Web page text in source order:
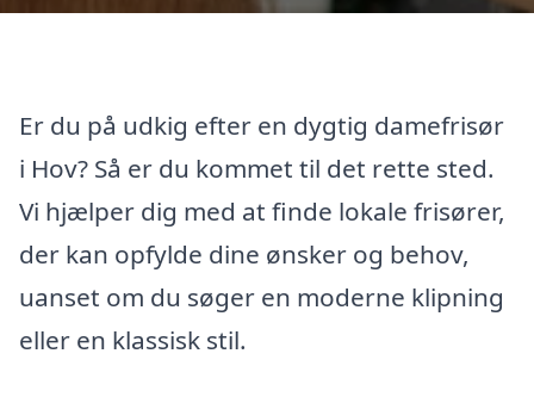
Er du på udkig efter en dygtig damefrisør
i Hov? Så er du kommet til det rette sted.
Vi hjælper dig med at finde lokale frisører,
der kan opfylde dine ønsker og behov,
uanset om du søger en moderne klipning
eller en klassisk stil.